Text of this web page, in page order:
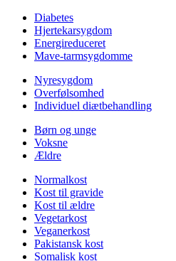
Diabetes
Hjertekarsygdom
Energireduceret
Mave-tarmsygdomme
Nyresygdom
Overfølsomhed
Individuel diætbehandling
Børn og unge
Voksne
Ældre
Normalkost
Kost til gravide
Kost til ældre
Vegetarkost
Veganerkost
Pakistansk kost
Somalisk kost